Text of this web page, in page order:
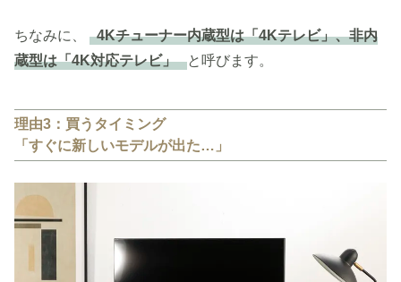
ちなみに、
4Kチューナー内蔵型は「4Kテレビ」、非内
蔵型は「4K対応テレビ」 と呼びます。
理由3：買うタイミング
「すぐに新しいモデルが出た…」